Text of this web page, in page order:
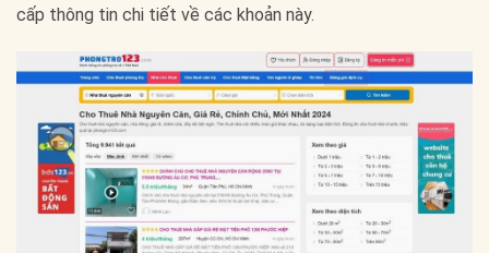
cấp thông tin chi tiết về các khoản này.